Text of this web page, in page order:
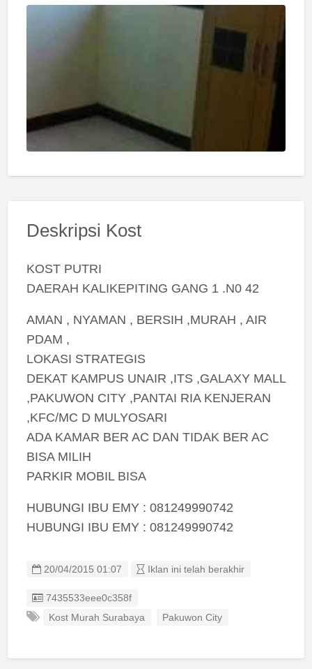
Deskripsi Kost
KOST PUTRI
DAERAH KALIKEPITING GANG 1 .N0 42
AMAN , NYAMAN , BERSIH ,MURAH , AIR
PDAM ,
LOKASI STRATEGIS
DEKAT KAMPUS UNAIR ,ITS ,GALAXY MALL
,PAKUWON CITY ,PANTAI RIA KENJERAN
,KFC/MC D MULYOSARI
ADA KAMAR BER AC DAN TIDAK BER AC
BISA MILIH
PARKIR MOBIL BISA
HUBUNGI IBU EMY : 081249990742
HUBUNGI IBU EMY : 081249990742
20/04/2015 01:07 Iklan ini telah berakhir
Listing ID
7435533eee0c358f
Kost Murah Surabaya
Pakuwon City